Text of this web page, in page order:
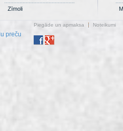
Zīmoli
Piegāde un apmaksa Noteikumi